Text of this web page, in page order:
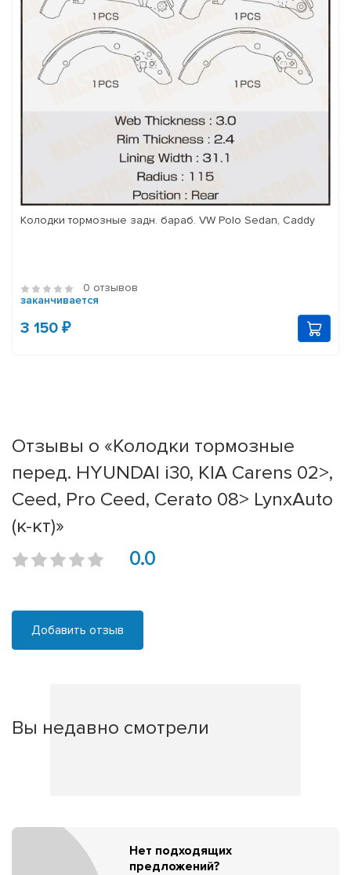
Колодки тормозные задн. бараб. VW Polo Sedan, Caddy
0 отзывов
заканчивается
3 150 ₽
Отзывы о «Колодки тормозные
перед. HYUNDAI i30, KIA Carens 02>,
Ceed, Pro Ceed, Cerato 08> LynxAuto
(к-кт)»
0.0
Добавить отзыв
Вы недавно смотрели
Нет подходящих
предложений?